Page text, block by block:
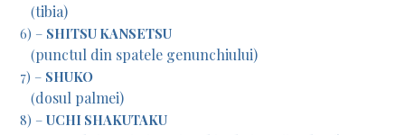
(tibia)
6) – SHITSU KANSETSU
(punctul din spatele genunchiului)
7) – SHUKO
(dosul palmei)
8) – UCHI SHAKUTAKU